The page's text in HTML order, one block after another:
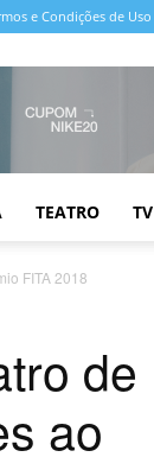
e Condições de Uso
TEATRO TV
FITA 2018
de
ao